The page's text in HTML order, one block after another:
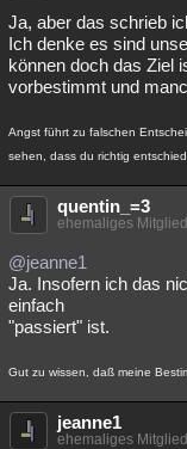
Ja, aber das schrieb
Ich denke es sind
können doch das Ziel
vorbestimmt und
Angst führt zu falschen
sehen, dass du richtig
quentin_=3
ehemaliges Mitglied
@jeanne1
Ja. Insofern ich das
einfach
"passiert" ist.
Gut zu wissen, daß meine
jeanne1
ehemaliges Mitglied